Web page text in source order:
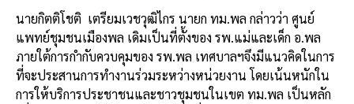
นายกิตติโชติ เตรียมเวชวุฒิไกร นายก ทม.พล กล่าวว่า ศูนย์
แพทย์ชุมชนเมืองพล เดิมเป็นที่ตั้งของ รพ.แม่และเด็ก อ.พล
ภายใต้การกำกับควบคุมของ รพ.พล เทศบาลฯจึงมีแนวคิดในการ
ที่จะประสานการทำงานร่วมระหว่างหน่วยงาน โดยเน้นหนักใน
การให้บริการประชาชนและชาวชุมชนในเขต ทม.พล เป็นหลัก